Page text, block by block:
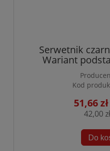
Serwetnik
Wariant
Kod
51,66 zł
42,00 zł
Do